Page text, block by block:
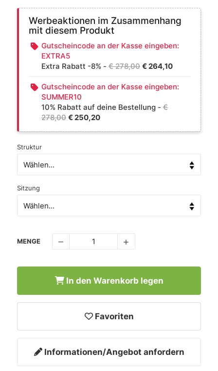
Werbeaktionen im Zusammenhang
mit diesem Produkt
Gutscheincode an der Kasse eingeben:
EXTRA5
Extra Rabatt -8% - € 278,00 € 264,10
Gutscheincode an der Kasse eingeben:
SUMMER10
10% Rabatt auf deine Bestellung - €
278,00 € 250,20
Struktur
Sitzung
MENGE
In den Warenkorb legen
Favoriten
Informationen/Angebot anfordern